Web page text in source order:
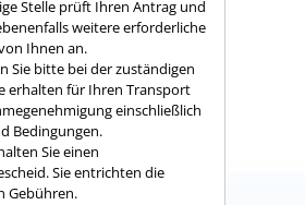
Stelle prüft Ihren Antrag und
weitere erforderliche
Ihnen an.
Sie bitte bei der zuständigen
erhalten für Ihren Transport
einschließlich
Bedingungen.
Sie einen
Sie entrichten die
Gebühren.